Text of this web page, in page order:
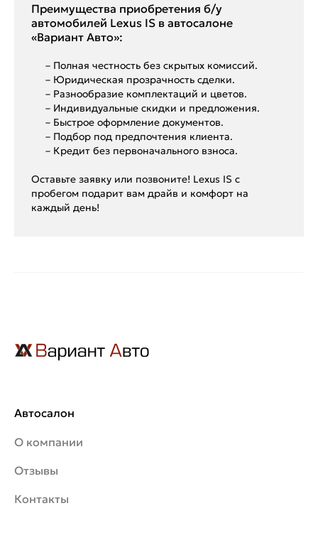
Преимущества приобретения б/у
автомобилей Lexus IS в автосалоне
«Вариант Авто»:
– Полная честность без скрытых комиссий.
– Юридическая прозрачность сделки.
– Разнообразие комплектаций и цветов.
– Индивидуальные скидки и предложения.
– Быстрое оформление документов.
– Подбор под предпочтения клиента.
– Кредит без первоначального взноса.
Оставьте заявку или позвоните! Lexus IS с
пробегом подарит вам драйв и комфорт на
каждый день!
Автосалон
О компании
Отзывы
Контакты